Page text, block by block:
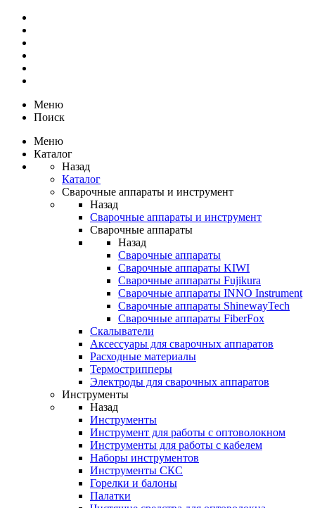
Меню
Поиск
Меню
Каталог
Назад
Каталог
Сварочные аппараты и инструмент
Назад
Сварочные аппараты и инструмент
Сварочные аппараты
Назад
Сварочные аппараты
Сварочные аппараты KIWI
Сварочные аппараты Fujikura
Сварочные аппараты INNO Instrument
Сварочные аппараты ShinewayTech
Cварочные аппараты FiberFox
Скалыватели
Аксессуары для сварочных аппаратов
Расходные материалы
Термострипперы
Электроды для сварочных аппаратов
Инструменты
Назад
Инструменты
Инструмент для работы с оптоволокном
Инструменты для работы с кабелем
Наборы инструментов
Инструменты СКС
Горелки и балоны
Палатки